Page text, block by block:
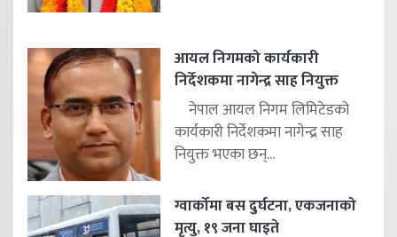
आयल निगमको कार्यकारी
निर्देशकमा नागेन्द्र साह नियुक्त
नेपाल आयल निगम लिमिटेडको
कार्यकारी निर्देशकमा नागेन्द्र साह
नियुक्त भएका छन्...
ग्वार्कोमा बस दुर्घटना, एकजनाको
मृत्यु, १९ जना घाइते